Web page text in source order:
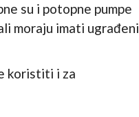
su i potopne pumpe
moraju imati ugrađeni
koristiti i za